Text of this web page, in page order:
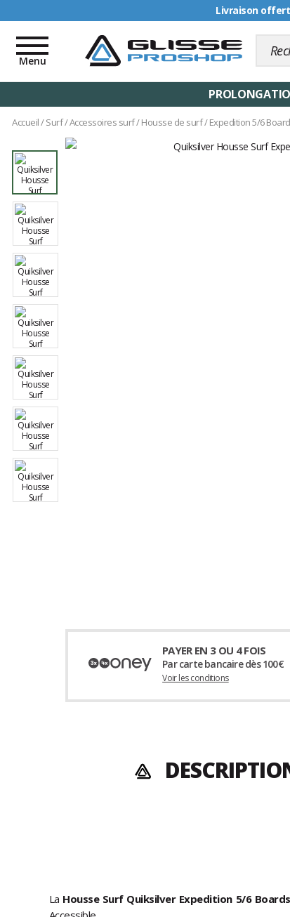
Livraison
Toggle
navigation
Menu
Accueil/Surf/Accessoires surf/Housse de surf/Expedition 5/6
PAYER EN 3 OU 4 FOIS
Par carte bancaire dès 100€
Voir les conditions
La Housse Surf Quiksilver Expedition 5/6 Boards